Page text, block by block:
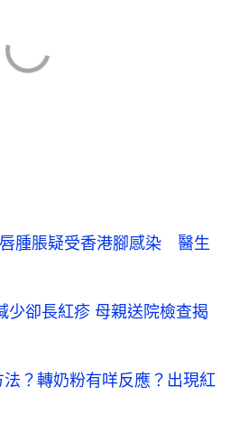
腫脹疑受香港腳感染 醫生
少卻長紅疹 母親送院檢查揭
？轉奶粉有咩反應？出現紅